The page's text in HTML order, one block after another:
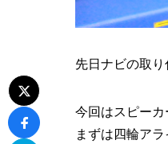
先日ナビの取り
今回はスピーカ
まずは四輪アラ